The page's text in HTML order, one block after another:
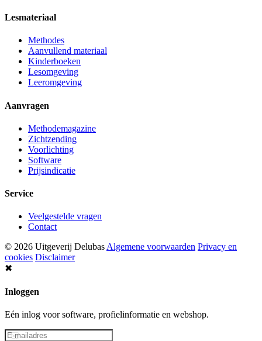
Lesmateriaal
Methodes
Aanvullend materiaal
Kinderboeken
Lesomgeving
Leeromgeving
Aanvragen
Methodemagazine
Zichtzending
Voorlichting
Software
Prijsindicatie
Service
Veelgestelde vragen
Contact
© 2026 Uitgeverij DelubasAlgemene voorwaarden Privacy en
cookies Disclaimer
✖
Inloggen
Eén inlog voor software, profielinformatie en webshop.